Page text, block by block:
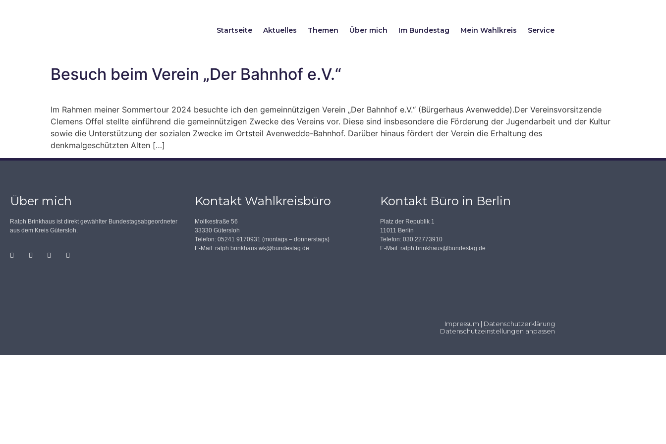
Startseite Aktuelles Themen Über mich Im Bundestag Mein Wahlkreis Service
Besuch beim Verein „Der Bahnhof e.V.“
Im Rahmen meiner Sommertour 2024 besuchte ich den gemeinnützigen Verein „Der Bahnhof e.V.“ (Bürgerhaus Avenwedde).Der Vereinsvorsitzende
Clemens Offel stellte einführend die gemeinnützigen Zwecke des Vereins vor. Diese sind insbesondere die Förderung der Jugendarbeit und der Kultur
sowie die Unterstützung der sozialen Zwecke im Ortsteil Avenwedde-Bahnhof. Darüber hinaus fördert der Verein die Erhaltung des
denkmalgeschützten Alten […]
Über mich
Ralph Brinkhaus ist direkt gewählter Bundestagsabgeordneter
aus dem Kreis Gütersloh.
Kontakt Wahlkreisbüro
Moltkestraße 56
33330 Gütersloh
Telefon: 05241 9170931 (montags – donnerstags)
E-Mail:ralph.brinkhaus.wk@bundestag.de
Kontakt Büro in Berlin
Platz der Republik 1
11011 Berlin
Telefon: 030 22773910
E-Mail: ralph.brinkhaus@bundestag.de
Impressum | Datenschutzerklärung
Datenschutzeinstellungen anpassen